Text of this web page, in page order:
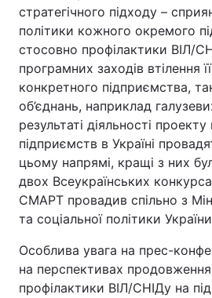
стратегічного підходу –
політики кожного окремого
стосовно профілактики ВІЛ/
програмних заходів втілення
конкретного підприємства,
об’єднань, наприклад
результаті діяльності
підприємств в Україні
цьому напрямі, кращі з них
двох Всеукраїнських
СМАРТ провадив спільно з
та соціальної політики
Особлива увага на прес-
на перспективах продовження
профілактики ВІЛ/СНІДу на